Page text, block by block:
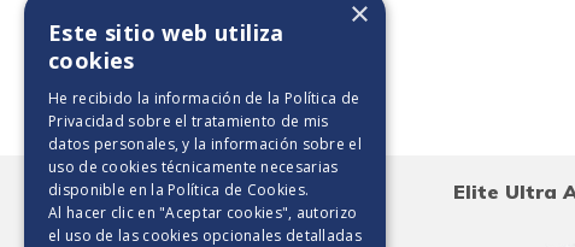
Toallas de papel
Elite Maxirollo 500 HD Elite Ultra
×
Este sitio web utiliza
cookies
He recibido la información de la Política de
Privacidad sobre el tratamiento de mis
datos personales, y la información sobre el
uso de cookies técnicamente necesarias
disponible en la Política de Cookies.
Al hacer clic en "Aceptar cookies", autorizo
el uso de las cookies opcionales detalladas